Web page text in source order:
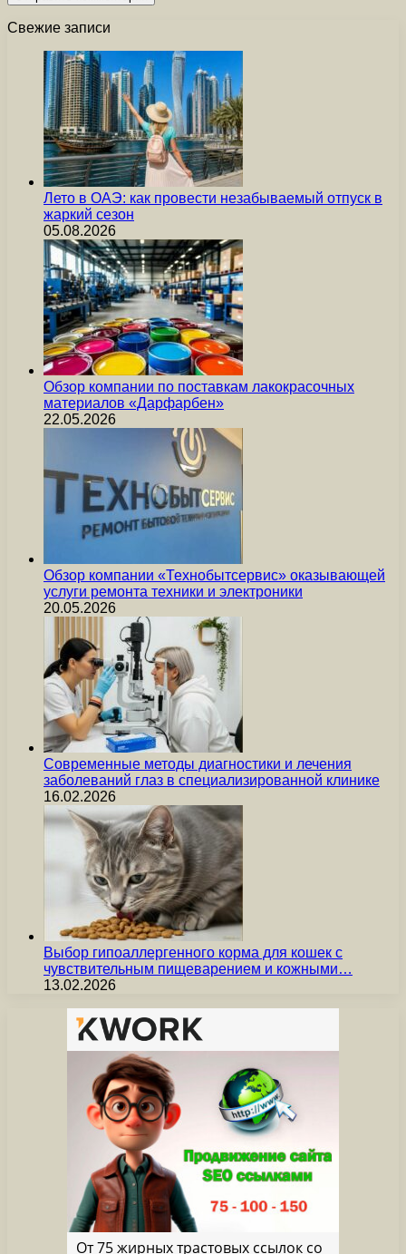
Свежие записи
Лето в ОАЭ: как провести незабываемый отпуск в
жаркий сезон
05.08.2026
Обзор компании по поставкам лакокрасочных
материалов «Дарфарбен»
22.05.2026
Обзор компании «Технобытсервис» оказывающей
услуги ремонта техники и электроники
20.05.2026
Современные методы диагностики и лечения
заболеваний глаз в специализированной клинике
16.02.2026
Выбор гипоаллергенного корма для кошек с
чувствительным пищеварением и кожными…
13.02.2026